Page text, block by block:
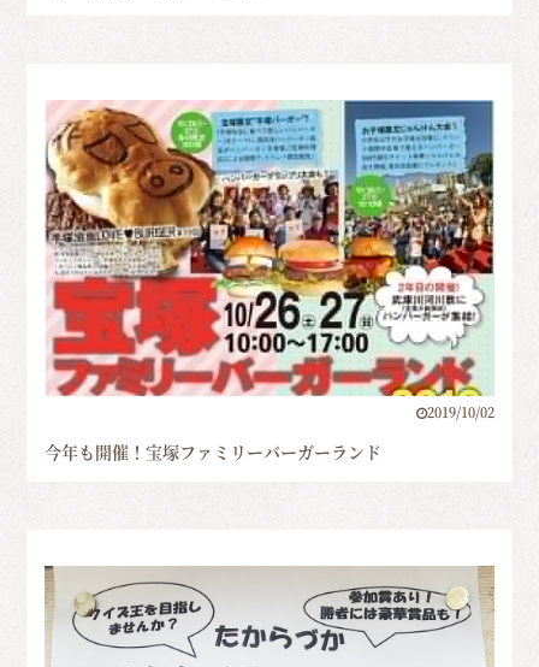
2019/10/02
今年も開催！宝塚ファミリーバーガーランド